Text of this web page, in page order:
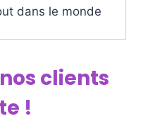
dans le monde
clients
!